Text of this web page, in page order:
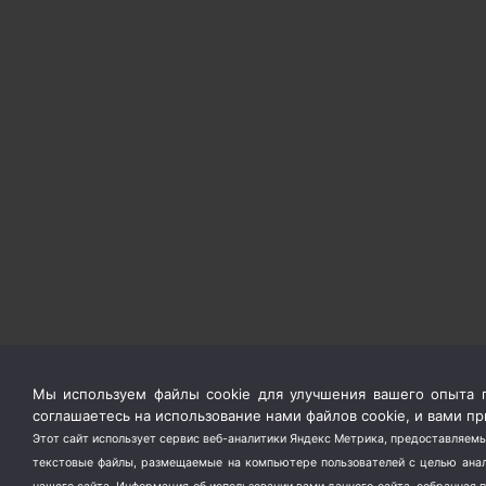
Мы используем файлы cookie для улучшения вашего опыта
соглашаетесь на использование нами файлов cookie, и вами
Этот сайт использует сервис веб-аналитики Яндекс Метрика,
текстовые файлы, размещаемые на компьютере пользователей с целью